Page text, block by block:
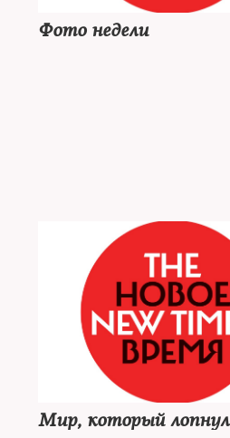
Фото недели
Мир, который лопнул